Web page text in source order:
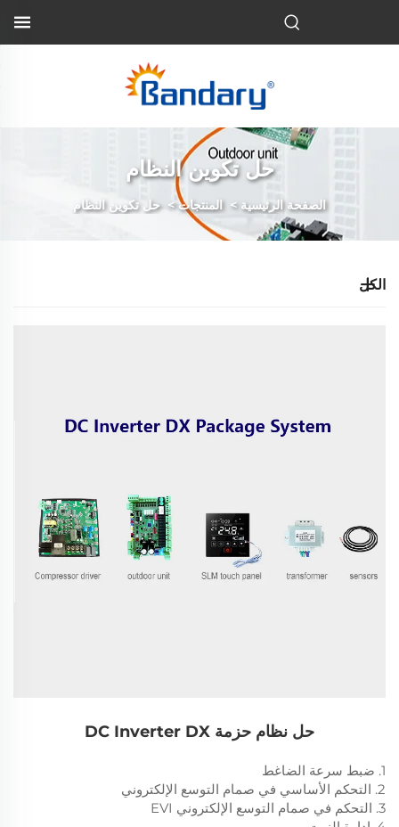
حل تكوين النظام
الصفحة الرئيسية>المنتجات>حل تكوين النظام
الكل
حل نظام حزمة DC Inverter DX
1. ضبط سرعة الضاغط
2. التحكم الأساسي في صمام التوسع الإلكتروني
3. التحكم في صمام التوسع الإلكتروني EVI